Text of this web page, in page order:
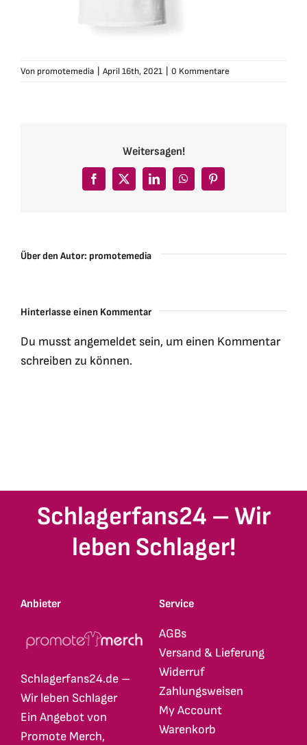
Von promotemedia April 16th, 2021 0 Kommentare
Weitersagen!
Facebook
X LinkedInWhatsAppPinterest
Über den Autor: promotemedia
Hinterlasse einen Kommentar
Du musstangemeldet sein, um einen Kommentar
schreiben zu können.
Schlagerfans24 – Wir
leben Schlager!
Anbieter
Schlagerfans24.de –
Wir leben Schlager
Ein Angebot von
Promote Merch,
Service
AGBs
Versand & Lieferung
Widerruf
Zahlungsweisen
My Account
Warenkorb